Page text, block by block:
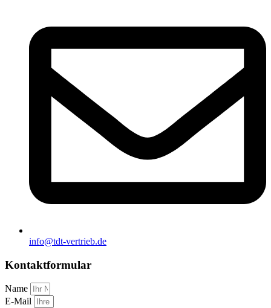
info@tdt-vertrieb.de
Kontaktformular
Name
E-Mail